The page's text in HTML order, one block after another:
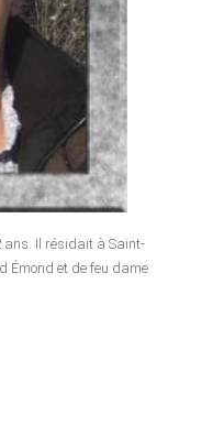
ans. Il résidait à Saint-
Émond et de feu dame